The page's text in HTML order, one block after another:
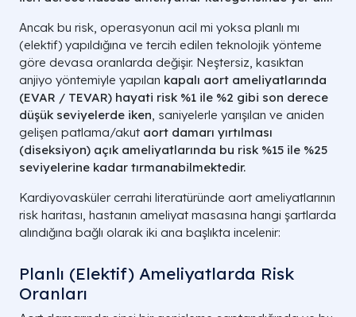
Ancak bu risk, operasyonun acil mi yoksa planlı mı
(elektif) yapıldığına ve tercih edilen teknolojik yönteme
göre devasa oranlarda değişir. Neştersiz, kasıktan
anjiyo yöntemiyle yapılan kapalı aort ameliyatlarında
(EVAR / TEVAR) hayati risk %1 ile %2 gibi son derece
düşük seviyelerde iken, saniyelerle yarışılan ve aniden
gelişen patlama/akut aort damarı yırtılması
(diseksiyon) açık ameliyatlarında bu risk %15 ile %25
seviyelerine kadar tırmanabilmektedir.
Kardiyovasküler cerrahi literatüründe aort ameliyatlarının
risk haritası, hastanın ameliyat masasına hangi şartlarda
alındığına bağlı olarak iki ana başlıkta incelenir:
Planlı (Elektif) Ameliyatlarda Risk
Oranları